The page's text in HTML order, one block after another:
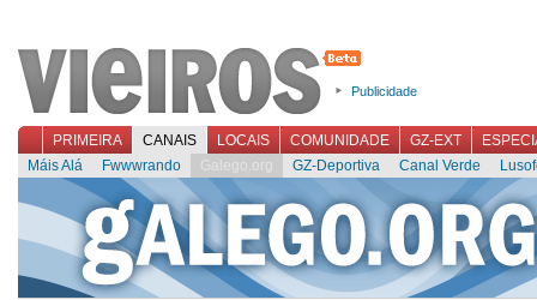
Publicidade
PRIMEIRA CANAIS LOCAIS COMUNIDADE GZ-EXT
Máis Alá
Fwwwrando Galego.org GZ-Deportiva Canal Verde